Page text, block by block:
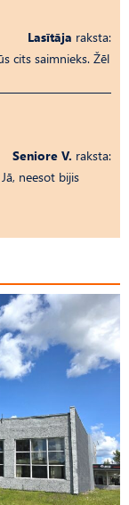
Lasītāja raksta:
cits saimnieks. Žēl
Seniore V. raksta:
neesot bijis